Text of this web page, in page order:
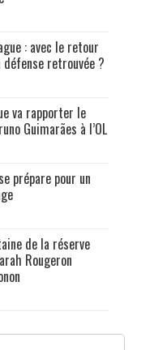
: avec le retour
retrouvée ?
va rapporter le
Guimarães à l’OL
prépare pour un
de la réserve
Rougeron